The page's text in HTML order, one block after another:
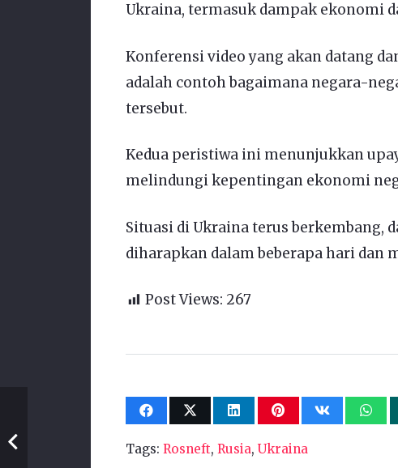
Ukraina, termasuk dampak ekonomi
Konferensi video yang akan datang
adalah contoh bagaimana negara-
tersebut.
Kedua peristiwa ini menunjukkan
melindungi kepentingan ekonomi
Situasi di Ukraina terus berkembang,
diharapkan dalam beberapa hari dan
Post Views: 267
Tags: Rosneft, Rusia, Ukraina